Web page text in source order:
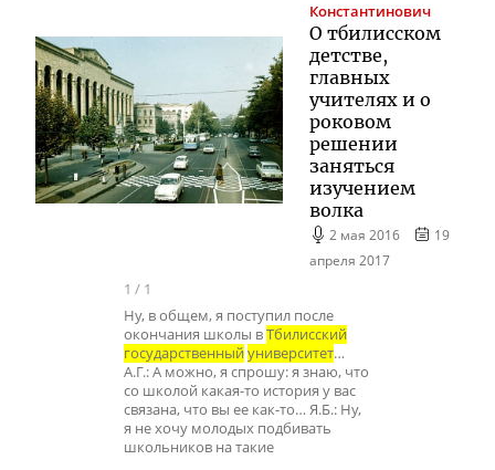
Константинович
О тбилисском
детстве,
главных
учителях и о
роковом
решении
заняться
изучением
волка
2 мая 2016
19
апреля 2017
1 / 1
Ну, в общем, я поступил после
окончания школы вТбилисский
государственный университет…
А.Г.: А можно, я спрошу: я знаю, что
со школой какая-то история у вас
связана, что вы ее как-то… Я.Б.: Ну,
я не хочу молодых подбивать
школьников на такие